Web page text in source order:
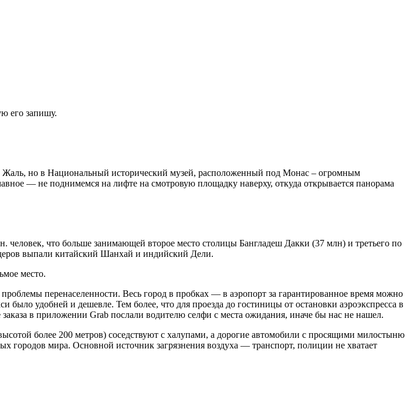
его запишу.
Жаль, но в Национальный исторический музей, расположенный под Монас – огромным
— не поднимемся на лифте на смотровую площадку наверху, откуда открывается панорама
что больше занимающей второе место столицы Бангладеш Дакки (37 млн) и третьего по
выпали китайский Шанхай и индийский Дели.
место.
перенаселенности. Весь город в пробках — в аэропорт за гарантированное время можно
было удобней и дешевле. Тем более, что для проезда до гостиницы от остановки аэроэкспресса в
в приложении Grab послали водителю селфи с места ожидания, иначе бы нас не нашел.
более 200 метров) соседствуют с халупами, а дорогие автомобили с просящими милостыню
мира. Основной источник загрязнения воздуха — транспорт, полиции не хватает